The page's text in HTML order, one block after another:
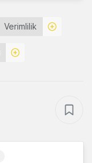
Verimlilik